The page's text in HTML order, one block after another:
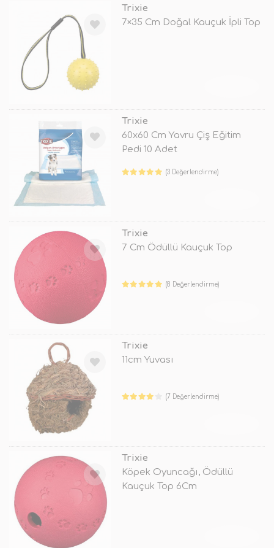
Trixie
7×35 Cm Doğal Kauçuk İpli Top
Trixie
60x60 Cm Yavru Çiş Eğitim
Pedi 10 Adet
(3 Değerlendirme)
Trixie
7 Cm Ödüllü Kauçuk Top
(8 Değerlendirme)
Trixie
11cm Yuvası
(7 Değerlendirme)
Trixie
Köpek Oyuncağı, Ödüllü
Kauçuk Top 6Cm